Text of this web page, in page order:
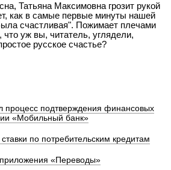
Татьяна Максимовна грозит рукой
как в самые первые минуты нашей
счастливая". Пожимает плечами
что уж вы, читатель, углядели,
русское счастье?
процесс подтверждения финансовых
«Мобильный банк»
по потребительским кредитам
«Переводы»